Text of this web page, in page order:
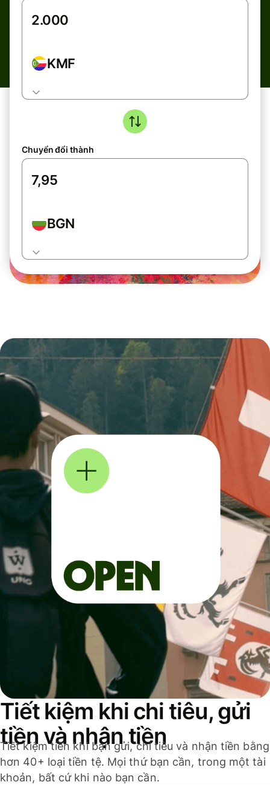
KMF
Chuyển đổi thành
BGN
Tiết kiệm khi chi tiêu, gửi
tiền và nhận tiền
Tiết kiệm tiền khi bạn gửi, chi tiêu và nhận tiền bằng
hơn 40+ loại tiền tệ. Mọi thứ bạn cần, trong một tài
khoản, bất cứ khi nào bạn cần.